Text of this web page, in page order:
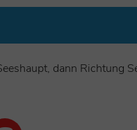
dann Richtung